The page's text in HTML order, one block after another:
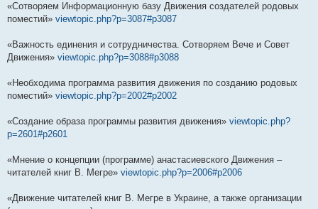
«Сотворяем Информационную базу Движения создателей родовых
поместий» viewtopic.php?p=3087#p3087
«Важность единения и сотрудничества. Сотворяем Вече и Совет
Движения» viewtopic.php?p=3088#p3088
«Необходима программа развития движения по созданию родовых
поместий» viewtopic.php?p=2002#p2002
«Создание образа программы развития движения» viewtopic.php?
p=2601#p2601
«Мнение о концепции (программе) анастасиевского Движения –
читателей книг В. Мегре» viewtopic.php?p=2006#p2006
«Движение читателей книг В. Мегре в Украине, а также организации